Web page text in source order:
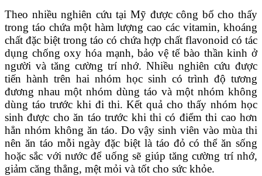
Theo nhiều nghiên cứu tại Mỹ được công bố cho thấy
trong táo chứa một hàm lượng cao các vitamin, khoáng
chất đặc biệt trong táo có chứa hợp chất flavonoid có tác
dụng chống oxy hóa mạnh, bảo vệ tế bào thần kinh ở
người và tăng cường trí nhớ. Nhiều nghiên cứu được
tiến hành trên hai nhóm học sinh có trình độ tương
đương nhau một nhóm dùng táo và một nhóm không
dùng táo trước khi đi thi. Kết quả cho thấy nhóm học
sinh được cho ăn táo trước khi thi có điểm thi cao hơn
hẳn nhóm không ăn táo. Do vậy sinh viên vào mùa thi
nên ăn táo mỗi ngày đặc biệt là táo đỏ có thể ăn sống
hoặc sắc với nước để uống sẽ giúp tăng cường trí nhớ,
giảm căng thẳng, mệt mỏi và tốt cho sức khỏe.